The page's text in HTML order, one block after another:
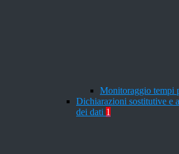
Monitoraggio tempi
Dichiarazioni sostitutive e
dei dati 1